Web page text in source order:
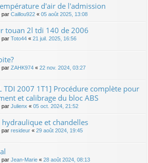
d'air de l'admission
par Caillou922 « 05 août 2025, 13:08
touan 2l tdi 140 de 2006
par Toto44 « 21 juil. 2025, 16:56
par ZAHK974 « 22 nov. 2024, 03:27
TDI 2007 1T1] Procédure complète pour
et calibrage du bloc ABS
par Julienx « 05 oct. 2024, 21:52
et chandelles
par resideur « 29 août 2024, 19:45
par Jean-Marie « 28 août 2024, 08:13